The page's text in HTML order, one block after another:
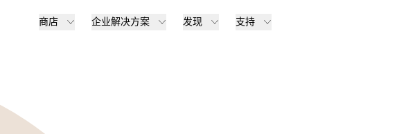
商店 企业解决方案 发现 支持